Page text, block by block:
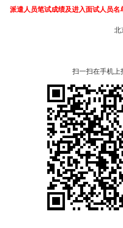
派遣人员笔试成绩及进入面试人员名
北京
扫一扫在手机上